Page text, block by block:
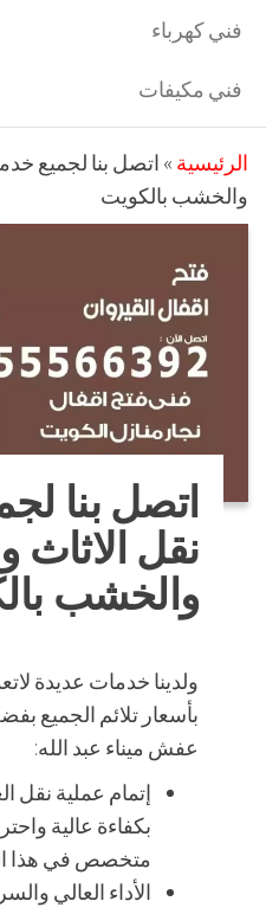
فني كهرباء
فني مكيفات
الرئيسية » اتصل بنا لجميع
والخشب بالكويت
اتصل بنا
نقل
والخشب
ولدينا خدمات عديدة
بأسعار تلائم الجميع
عفش ميناء عبد الله:
إتمام عملية نقل
بكفاءة عالية
متخصص في هذا
الأداء العالي